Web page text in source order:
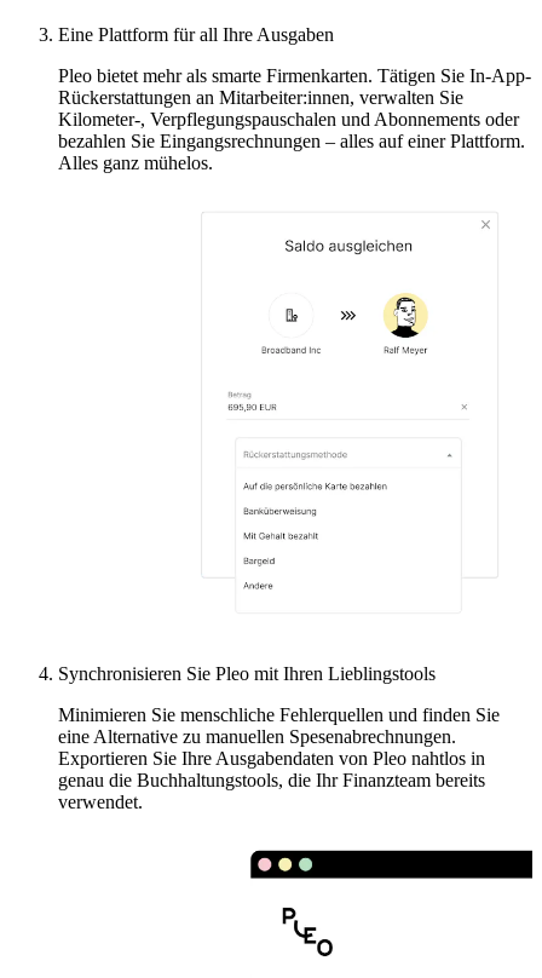
Eine Plattform für all Ihre Ausgaben
Pleo bietet mehr als smarte Firmenkarten. Tätigen Sie In-App-
Rückerstattungen an Mitarbeiter:innen, verwalten Sie
Kilometer-, Verpflegungspauschalen und Abonnements oder
bezahlen Sie Eingangsrechnungen – alles auf einer Plattform.
Alles ganz mühelos.
Synchronisieren Sie Pleo mit Ihren Lieblingstools
Minimieren Sie menschliche Fehlerquellen und finden Sie
eine Alternative zu manuellen Spesenabrechnungen.
Exportieren Sie Ihre Ausgabendaten von Pleo nahtlos in
genau die Buchhaltungstools, die Ihr Finanzteam bereits
verwendet.